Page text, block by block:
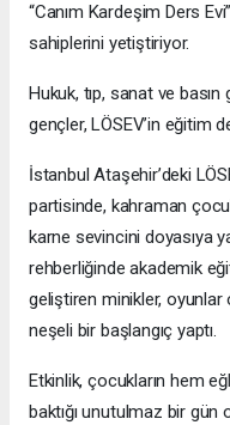
“Canım Kardeşim Ders
sahiplerini yetiştiriyor.
Hukuk, tıp, sanat ve
gençler, LÖSEV’in eğitim
İstanbul Ataşehir’deki
partisinde, kahraman
karne sevincini doyasıya
rehberliğinde akademik
geliştiren minikler, oyunlar
neşeli bir başlangıç yaptı.
Etkinlik, çocukların hem
baktığı unutulmaz bir gün